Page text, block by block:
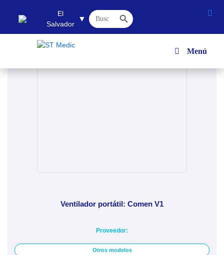
El
Salvador
▼
Buscar: Botón de búsqueda
Menú
Ventilador portátil: Comen V1
Proveedor:
Otros modelos